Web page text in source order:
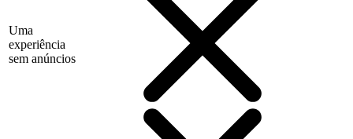
Uma
experiência
sem anúncios